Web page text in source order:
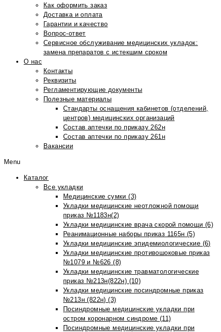
Как оформить заказ
Доставка и оплата
Гарантии и качество
Вопрос-ответ
Сервисное обслуживание медицинских укладок:
замена препаратов с истекшим сроком
О нас
Контакты
Реквизиты
Регламентирующие документы
Полезные материалы
Стандарты оснащения кабинетов (отделений,
центров) медицинских организаций
Состав аптечки по приказу 262н
Состав аптечки по приказу 261н
Вакансии
Menu
Каталог
Все укладки
Медицинские сумки (3)
Укладки медицинские неотложной помощи
приказ №1183н(2)
Укладки медицинские врача скорой помощи (6)
Реанимационные наборы приказ 1165н (5)
Укладки медицинские эпидемиологические (6)
Укладки медицинские противошоковые приказ
№1079 и №626 (8)
Укладки медицинские травматологические
приказ №213н(822н) (10)
Укладки медицинские посиндромные приказ
№213н (822н) (3)
Посиндромные медицинские укладки при
остром коронарном синдроме (11)
Посиндромные медицинские укладки при